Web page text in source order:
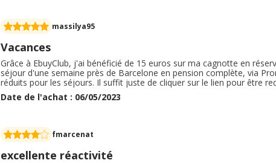
massilya95
Vacances
Grâce à EbuyClub, j'ai bénéficié de 15 euros sur ma cagnotte en
séjour d'une semaine près de Barcelone en pension complète, via
réduits pour les séjours. Il suffit juste de cliquer sur le lien pour être
plusieurs cartes et en 2 fois. J'ai reçu mon cashback 3 semaines
ainsi que le site Promo-vacances pour réserver des séjours à l'étranger.
Date de l'achat : 06/05/2023
fmarcenat
excellente réactivité